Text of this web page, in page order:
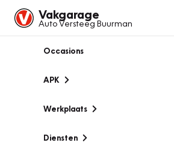
Vakgarage
Auto Versteeg Buurman
Occasions
APK
Werkplaats
Diensten